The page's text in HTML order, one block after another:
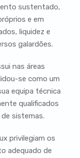
sustentado,
e em
liquidez e
galardões.
nas áreas
se como um
equipa técnica
qualificados
sistemas.
privilegiam os
adequado de